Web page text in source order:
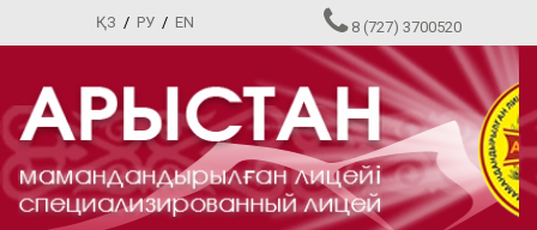
ҚЗ / РУ/ EN 8 (727) 3700520